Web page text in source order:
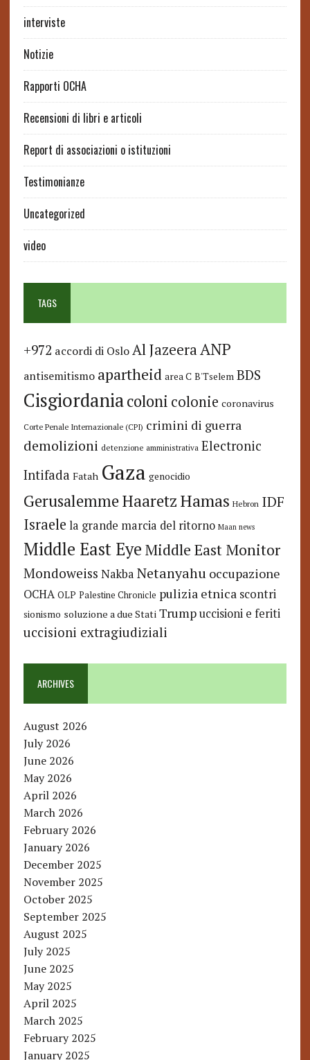
interviste
Notizie
Rapporti OCHA
Recensioni di libri e articoli
Report di associazioni o istituzioni
Testimonianze
Uncategorized
video
TAGS
+972 accordi di Oslo Al JazeeraANP
antisemitismo apartheid area C B'Tselem BDS
Cisgiordaniacoloni colonie coronavirus
Corte Penale Internazionale (CPI) crimini di guerra
demolizioni detenzione amministrativa Electronic
Intifada Fatah Gaza genocidio
GerusalemmeHaaretzHamas Hebron IDF
Israele la grande marcia del ritorno Maan news
Middle East Eye Middle East Monitor
Mondoweiss Nakba Netanyahu occupazione
OCHA OLP Palestine Chronicle pulizia etnica scontri
sionismo soluzione a due Stati Trump uccisioni e feriti
uccisioni extragiudiziali
ARCHIVES
August 2026
July 2026
June 2026
May 2026
April 2026
March 2026
February 2026
January 2026
December 2025
November 2025
October 2025
September 2025
August 2025
July 2025
June 2025
May 2025
April 2025
March 2025
February 2025
January 2025